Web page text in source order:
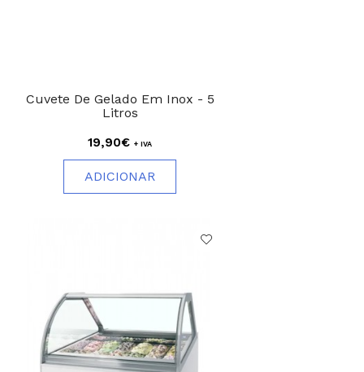
Cuvete De Gelado Em Inox - 5
Litros
19,90€ + IVA
ADICIONAR